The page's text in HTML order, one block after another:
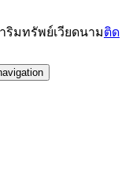
ริมทรัพย์เวียดนามติด